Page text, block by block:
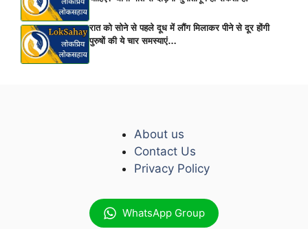
रात को सोने से पहले दूध में लौंग मिलाकर पीने से दूर होंगी
पुरुषों की ये चार समस्याएं…
WhatsApp Group
About us
Contact Us
Privacy Policy